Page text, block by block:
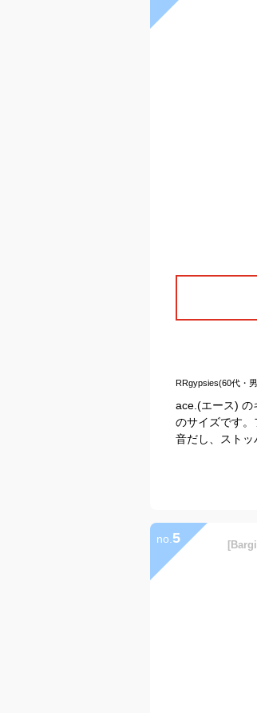
RRgypsies(60代・
ace.(エース) の
のサイズです
音だし、ストッ
no. 5